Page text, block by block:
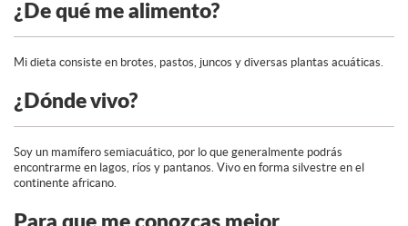
¿De qué me alimento?
Mi dieta consiste en brotes, pastos, juncos y diversas plantas acuáticas.
¿Dónde vivo?
Soy un mamífero semiacuático, por lo que generalmente podrás
encontrarme en lagos, ríos y pantanos. Vivo en forma silvestre en el
continente africano.